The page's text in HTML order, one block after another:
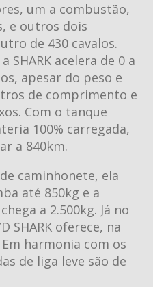
um a combustão,
e outros dois
de 430 cavalos.
SHARK acelera de 0 a
apesar do peso e
de comprimento e
Com o tanque
100% carregada,
a 840km.
caminhonete, ela
até 850kg e a
a 2.500kg. Já no
SHARK oferece, na
harmonia com os
de liga leve são de